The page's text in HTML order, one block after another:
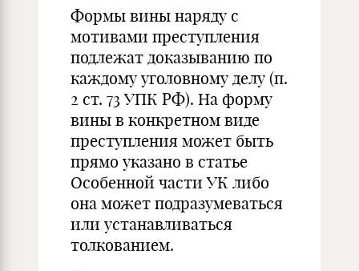
Формы вины наряду с
мотивами преступления
подлежат доказыванию по
каждому уголовному делу (п.
2 ст. 73 УПК РФ). На форму
вины в конкретном виде
преступления может быть
прямо указано в статье
Особенной части УК либо
она может подразумеваться
или устанавливаться
толкованием.